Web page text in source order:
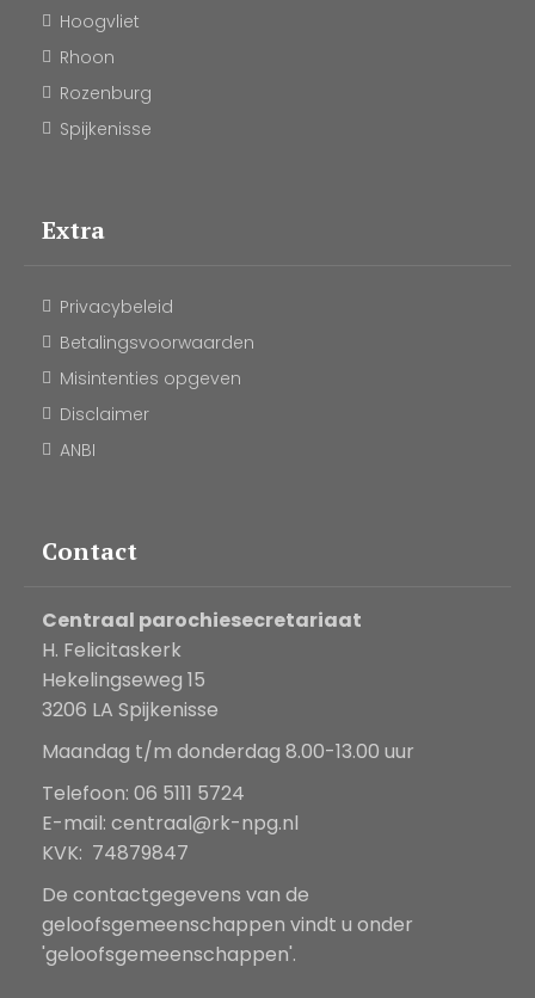
Hoogvliet
Rhoon
Rozenburg
Spijkenisse
Extra
Privacybeleid
Betalingsvoorwaarden
Misintenties opgeven
Disclaimer
ANBI
Contact
Centraal parochiesecretariaat
H. Felicitaskerk
Hekelingseweg 15
3206 LA Spijkenisse
Maandag t/m donderdag 8.00-13.00 uur
Telefoon: 06 5111 5724
E-mail: centraal@rk-npg.nl
KVK: 74879847
De contactgegevens van de
geloofsgemeenschappen vindt u onder
'geloofsgemeenschappen'.